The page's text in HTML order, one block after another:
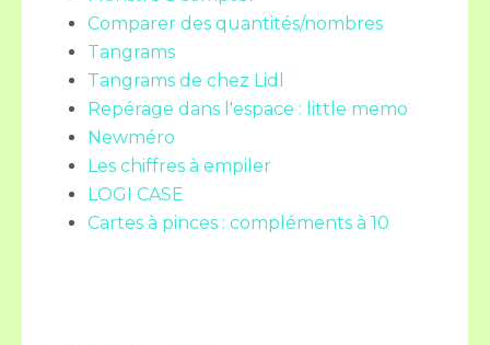
Comparer des quantités/nombres
Tangrams
Tangrams de chez Lidl
Repérage dans l'espace : little memo
Newméro
Les chiffres à empiler
LOGI CASE
Cartes à pinces : compléments à 10